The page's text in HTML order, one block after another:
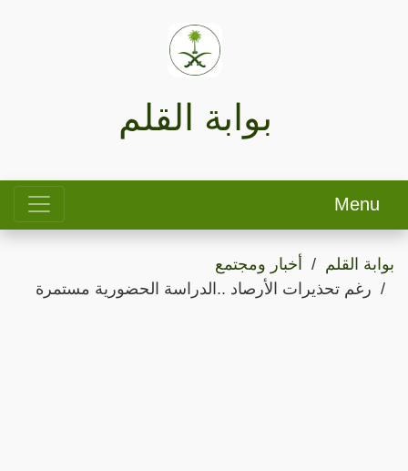
بوابة القلم
Menu
بوابة القلم
أخبار ومجتمع
رغم تحذيرات الأرصاد ..الدراسة الحضورية مستمرة